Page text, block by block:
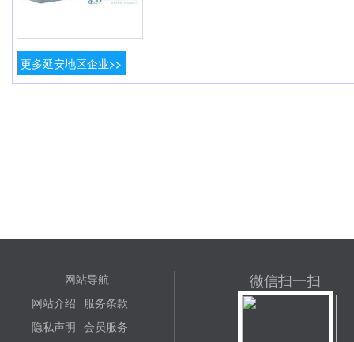
更多延安地区企业>>
网站导航
网站介绍 服务条款
隐私声明 会员服务
微信扫一扫